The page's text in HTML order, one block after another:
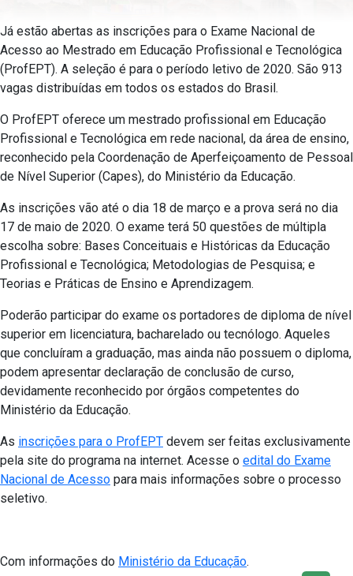
Já estão abertas as inscrições para o Exame Nacional de
Acesso ao Mestrado em Educação Profissional e Tecnológica
(ProfEPT). A seleção é para o período letivo de 2020. São 913
vagas distribuídas em todos os estados do Brasil.
O ProfEPT oferece um mestrado profissional em Educação
Profissional e Tecnológica em rede nacional, da área de ensino,
reconhecido pela Coordenação de Aperfeiçoamento de Pessoal
de Nível Superior (Capes), do Ministério da Educação.
As inscrições vão até o dia 18 de março e a prova será no dia
17 de maio de 2020. O exame terá 50 questões de múltipla
escolha sobre: Bases Conceituais e Históricas da Educação
Profissional e Tecnológica; Metodologias de Pesquisa; e
Teorias e Práticas de Ensino e Aprendizagem.
Poderão participar do exame os portadores de diploma de nível
superior em licenciatura, bacharelado ou tecnólogo. Aqueles
que concluíram a graduação, mas ainda não possuem o diploma,
podem apresentar declaração de conclusão de curso,
devidamente reconhecido por órgãos competentes do
Ministério da Educação.
As inscrições para o ProfEPT devem ser feitas exclusivamente
pela site do programa na internet. Acesse o edital do Exame
Nacional de Acesso para mais informações sobre o processo
seletivo.
Com informações do Ministério da Educação.